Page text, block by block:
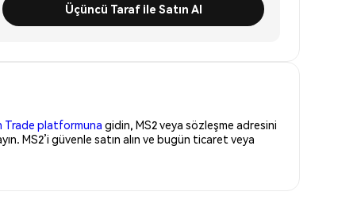
Üçüncü Taraf ile Satın Al
Trade platformuna gidin, MS2 veya sözleşme adresini
MS2’i güvenle satın alın ve bugün ticaret veya